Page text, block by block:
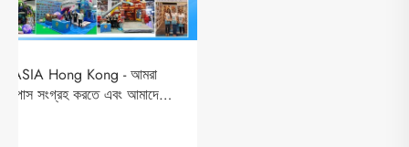
Leisure Activities® চিড়িয়াখানাকে IAAPA EXPO
ASIA-তে নিয়ে আসে শো-স্টপিং 4m ইনফ্ল্যাটেবল বাউন্সি
ক্যাসেল সহ
আরো দেখুন >>